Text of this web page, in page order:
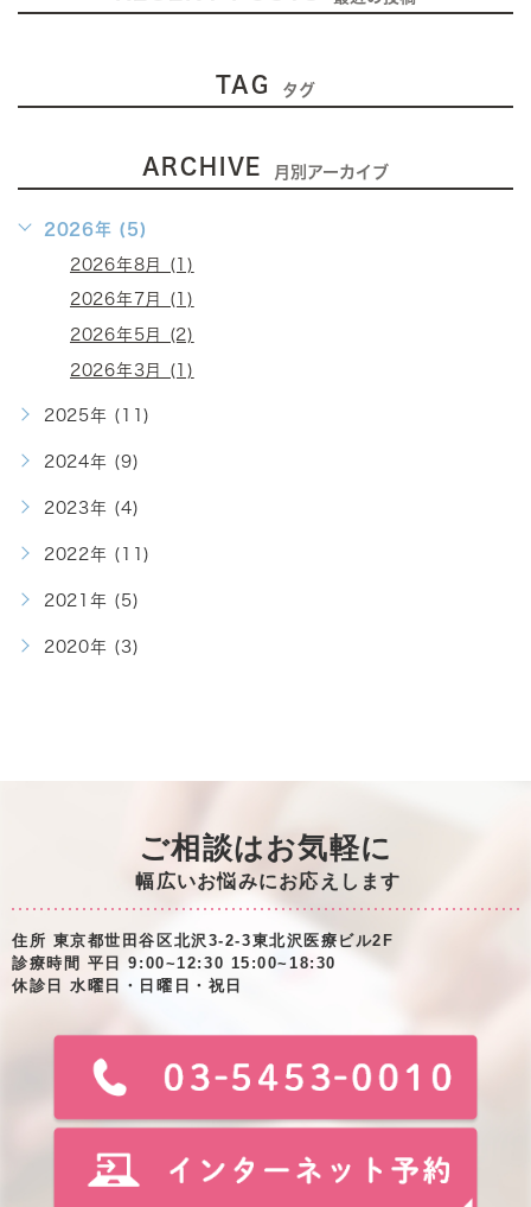
TAG タグ
ARCHIVE 月別アーカイブ
2026年 (5)
2026年8月 (1)
2026年7月 (1)
2026年5月 (2)
2026年3月 (1)
2025年 (11)
2024年 (9)
2023年 (4)
2022年 (11)
2021年 (5)
2020年 (3)
ご相談はお気軽に
幅広いお悩みにお応えします
住所 東京都世田谷区北沢3-2-3東北沢医療ビル2F
診療時間 平日 9:00~12:30 15:00~18:30
休診日 水曜日・日曜日・祝日